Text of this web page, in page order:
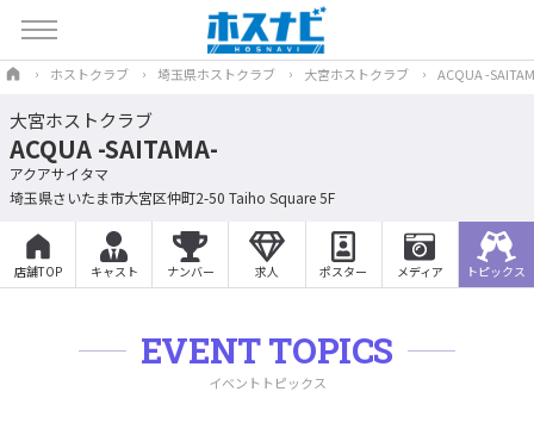
ホストクラブ 埼玉県ホストクラブ 大宮ホストクラブ ACQUA -
大宮ホストクラブ
ACQUA -SAITAMA-
アクアサイタマ
埼玉県さいたま市大宮区仲町2-50 Taiho Square 5F
店舗TOP キャスト ナンバー 求人 ポスター メディア トピックス
EVENT TOPICS
イベントトピックス